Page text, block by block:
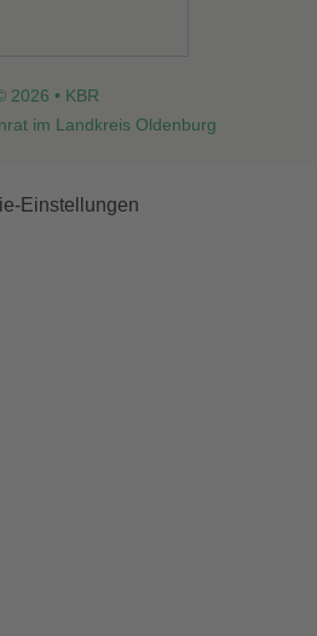
2026 • KBR
im Landkreis Oldenburg
Einstellungen